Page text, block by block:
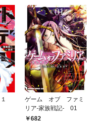
ゲーム オブ ファミ
リア-家族戦記- 01
682